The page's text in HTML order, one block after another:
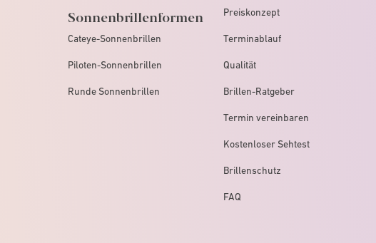
Sonnenbrillenformen
Cateye-Sonnenbrillen
Piloten-Sonnenbrillen
Runde Sonnenbrillen
Preiskonzept
Terminablauf
Qualität
Brillen-Ratgeber
Termin vereinbaren
Kostenloser Sehtest
Brillenschutz
FAQ